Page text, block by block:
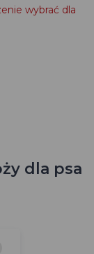
wybrać dla
dla psa